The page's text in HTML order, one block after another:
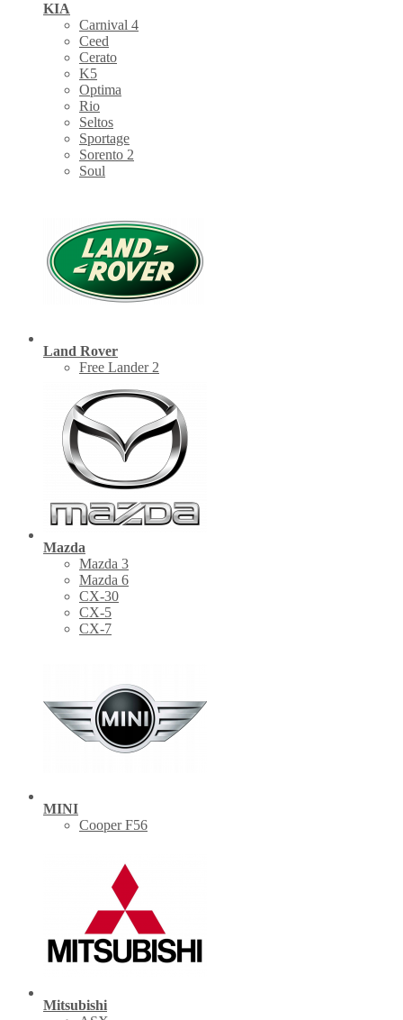
KIA
Carnival 4
Ceed
Cerato
K5
Optima
Rio
Seltos
Sportage
Sorento 2
Soul
Land Rover
Free Lander 2
Mazda
Mazda 3
Mazda 6
CX-30
СХ-5
CX-7
MINI
Cooper F56
Mitsubishi